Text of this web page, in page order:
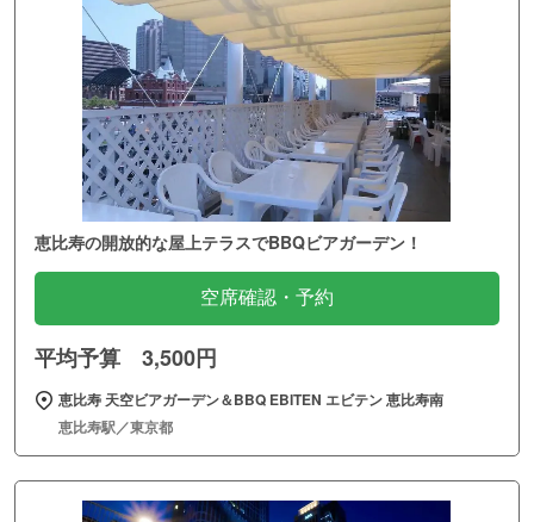
恵比寿の開放的な屋上テラスでBBQビアガーデン！
空席確認・予約
平均予算 3,500円
恵比寿 天空ビアガーデン＆BBQ EBITEN エビテン 恵比寿南
恵比寿駅／東京都